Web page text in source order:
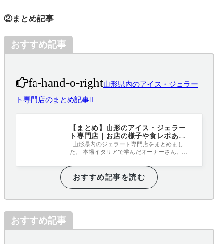
②まとめ記事
おすすめ記事
fa-hand-o-right山形県内のアイス・ジェラー
ト専門店のまとめ記事
【まとめ】山形のアイス・ジェラー
ト専門店｜お店の様子や食レポあり
です
山形県内のジェラート専門店をまとめまし
た。 本場イタリアで学んだオーナーさん、本
おすすめ記事を読む
おすすめ記事